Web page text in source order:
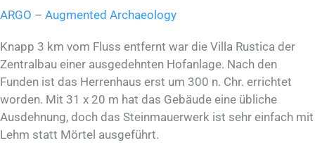
ARGO – Augmented Archaeology
Knapp 3 km vom Fluss entfernt war die Villa Rustica der
Zentralbau einer ausgedehnten Hofanlage. Nach den
Funden ist das Herrenhaus erst um 300 n. Chr. errichtet
worden. Mit 31 x 20 m hat das Gebäude eine übliche
Ausdehnung, doch das Steinmauerwerk ist sehr einfach mit
Lehm statt Mörtel ausgeführt.